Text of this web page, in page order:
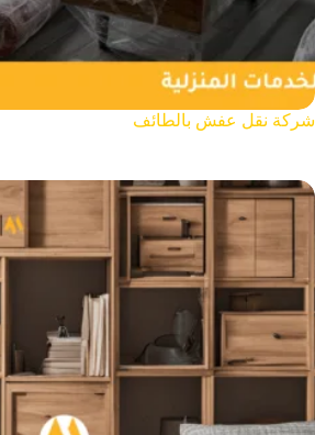
شركة نقل عفش بالطائف